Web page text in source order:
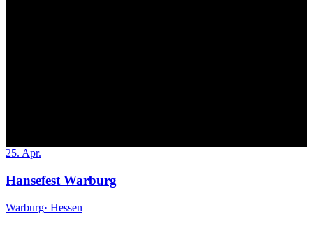
25. Apr.
Hansefest Warburg
Warburg· Hessen